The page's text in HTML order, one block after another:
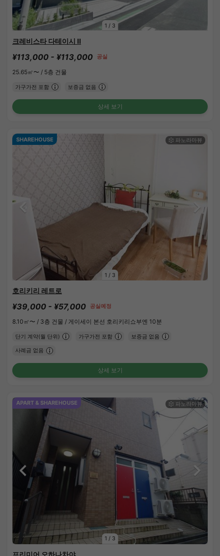
1 / 3
크레비스타 다테이시 II
¥113,000 - ¥113,000 공실
25.65㎡〜 / 5층 건물
가구가전 포함 보증금 없음
상세 보기
1 / 3
SHAREHOUSE
호리키리 레트로
¥39,000 - ¥57,000 공실예정
8.10㎡〜 / 3층 건물 / 게이세이 본선 호리키리쇼부엔 10분
단기 계약(월 단위) 가구가전 포함 보증금 없음
사례금 없음
상세 보기
1 / 3
APART & SHAREHOUSE
프리미어 오하나차야